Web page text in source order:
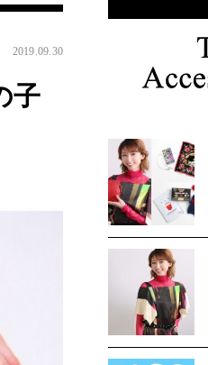
2019.09.30
子